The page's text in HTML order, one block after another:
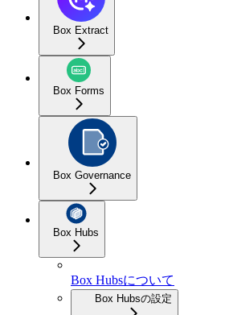
Box Extract
Box Forms
Box Governance
Box Hubs
Box Hubsについて
Box Hubsの設定